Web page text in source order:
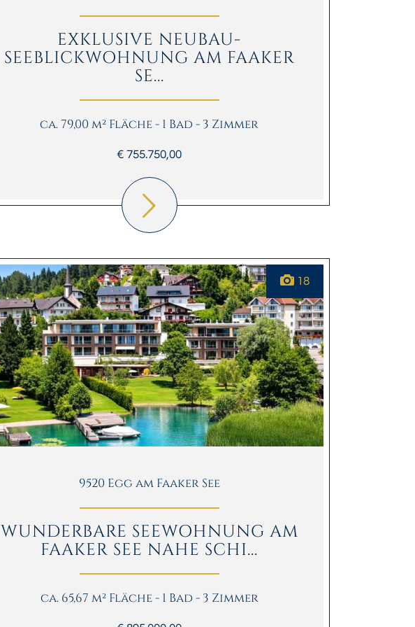
EXKLUSIVE NEUBAU-
SEEBLICKWOHNUNG AM FAAKER
SE...
ca. 79,00 m² Fläche - 1 Bad - 3 Zimmer
€ 755.750,00
18
9520 Egg am Faaker See
WUNDERBARE SEEWOHNUNG AM
FAAKER SEE NAHE SCHI...
ca. 65,67 m² Fläche - 1 Bad - 3 Zimmer